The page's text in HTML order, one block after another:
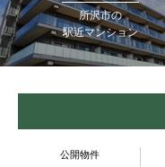
所沢市の
駅近マンション
公開物件